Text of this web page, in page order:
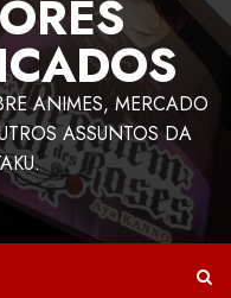
ANIMES, MERCADO
ASSUNTOS DA